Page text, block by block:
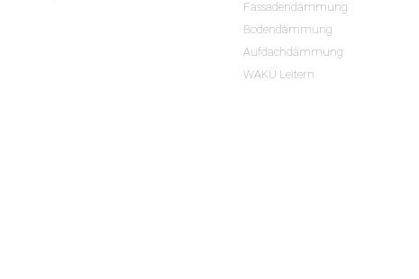
Fassadendämmung
Bodendämmung
Aufdachdämmung
WAKÜ Leitern